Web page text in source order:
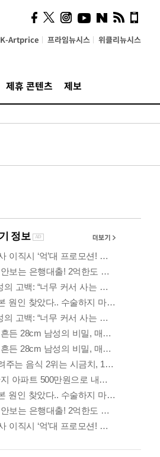
K-Artprice 프라임뉴시스 위클리뉴시스
제휴 콘텐츠 제보
시, 스마트폰 액세서리에
NFC 더했다